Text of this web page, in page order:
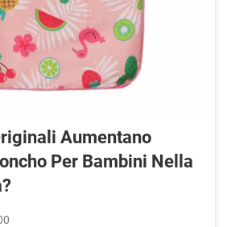
Aumentano
Per Bambini Nella